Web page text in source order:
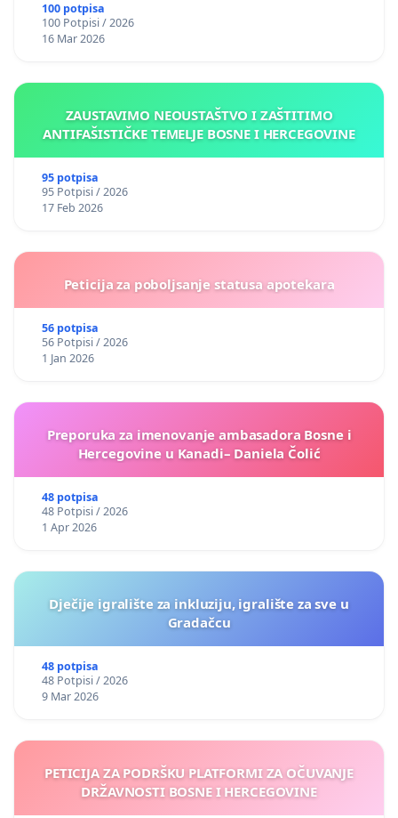
100 potpisa
100 Potpisi / 2026
16 Mar 2026
ZAUSTAVIMO NEOUSTAŠTVO I ZAŠTITIMO
ANTIFAŠISTIČKE TEMELJE BOSNE I HERCEGOVINE
95 potpisa
95 Potpisi / 2026
17 Feb 2026
Peticija za poboljsanje statusa apotekara
56 potpisa
56 Potpisi / 2026
1 Jan 2026
Preporuka za imenovanje ambasadora Bosne i
Hercegovine u Kanadi– Daniela Čolić
48 potpisa
48 Potpisi / 2026
1 Apr 2026
Dječije igralište za inkluziju, igralište za sve u
Gradačcu
48 potpisa
48 Potpisi / 2026
9 Mar 2026
PETICIJA ZA PODRŠKU PLATFORMI ZA OČUVANJE
DRŽAVNOSTI BOSNE I HERCEGOVINE